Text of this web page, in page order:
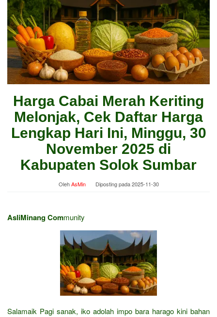
Harga Cabai Merah Keriting
Melonjak, Cek Daftar Harga
Lengkap Hari Ini, Minggu, 30
November 2025 di
Kabupaten Solok Sumbar
OlehAsMin Diposting pada2025-11-30
AsliMinang Community
Salamaik Pagi sanak, iko adolah impo bara harago kini bahan